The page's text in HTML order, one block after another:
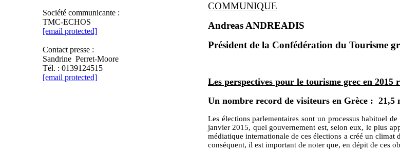
Société communicante :
TMC-ECHOS
[email protected]
Contact presse :
Sandrine Perret-Moore
Tél. : 0139124515
[email protected]
COMMUNIQUE
Andreas ANDREADIS
Président de la Confédération du Tourisme
Les perspectives pour le tourisme grec en 2015
Un nombre record de visiteurs en Grèce : 21,5
Les élections parlementaires sont un processus habituel
janvier 2015, quel gouvernement est, selon eux, le plus
médiatique internationale de ces élections a créé un
conséquent, il est important de noter que, en dépit de ces